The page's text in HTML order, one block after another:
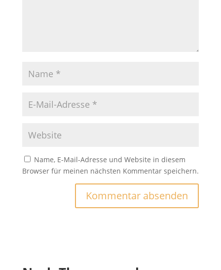
Name, E-Mail-Adresse und Website in diesem
Browser für meinen nächsten Kommentar speichern.